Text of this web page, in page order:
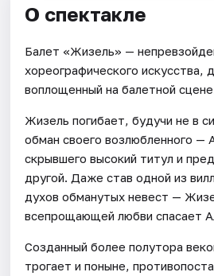
О спектакле
Балет «Жизель» —
хореографического искусства,
воплощенный на балетной
Жизель погибает, будучи не в
обман своего возлюбленного —
скрывшего высокий титул и
другой. Даже став одной из
духов обманутых невест —
всепрощающей любви спасает
Созданный более полутора
трогает и поныне,